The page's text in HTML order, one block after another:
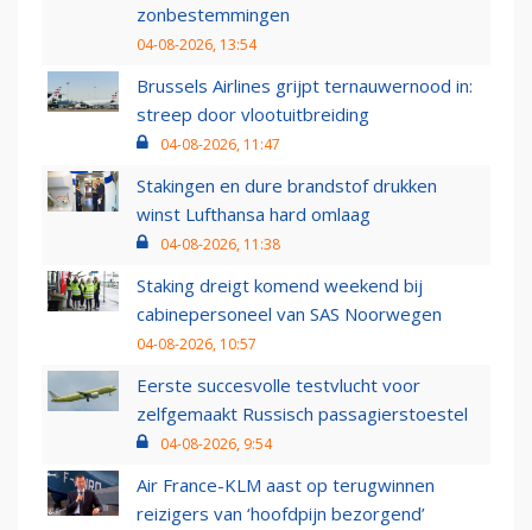
zonbestemmingen
04-08-2026, 13:54
Brussels Airlines grijpt ternauwernood in:
streep door vlootuitbreiding
04-08-2026, 11:47
Stakingen en dure brandstof drukken
winst Lufthansa hard omlaag
04-08-2026, 11:38
Staking dreigt komend weekend bij
cabinepersoneel van SAS Noorwegen
04-08-2026, 10:57
Eerste succesvolle testvlucht voor
zelfgemaakt Russisch passagierstoestel
04-08-2026, 9:54
Air France-KLM aast op terugwinnen
reizigers van ‘hoofdpijn bezorgend’